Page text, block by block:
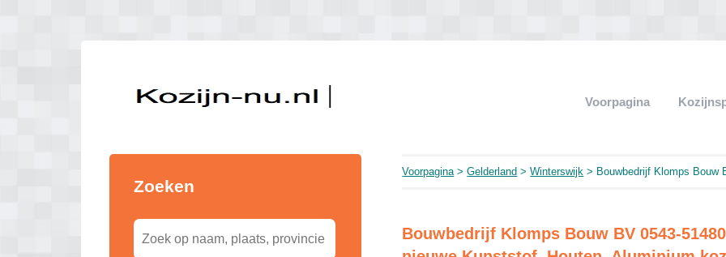
Voorpagina
Zoeken
Voorpagina>Gelderland >Winterswijk > Bouwbedrijf Klomps Bouw
Bouwbedrijf Klomps Bouw BV 0543-